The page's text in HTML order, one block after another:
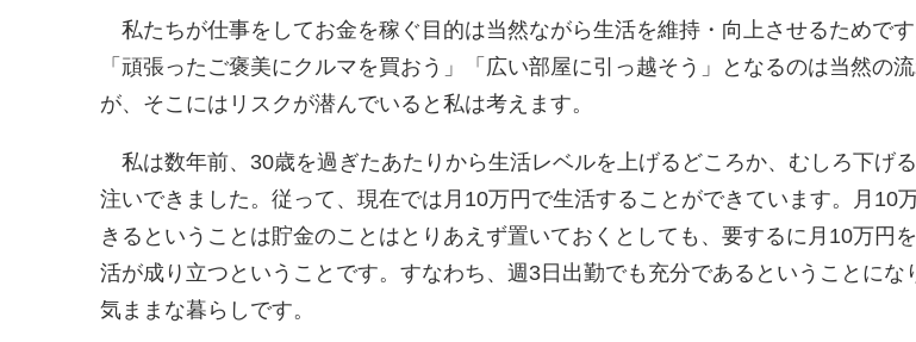
私たちが仕事をしてお金を稼ぐ目的は当然ながら生活を維持・向上させるためです
「頑張ったご褒美にクルマを買おう」「広い部屋に引っ越そう」となるのは当然の
が、そこにはリスクが潜んでいると私は考えます。
私は数年前、30歳を過ぎたあたりから生活レベルを上げるどころか、むしろ下げ
注いできました。従って、現在では月10万円で生活することができています。月10
きるということは貯金のことはとりあえず置いておくとしても、要するに月10万円
活が成り立つということです。すなわち、週3日出勤でも充分であるということにな
気ままな暮らしです。